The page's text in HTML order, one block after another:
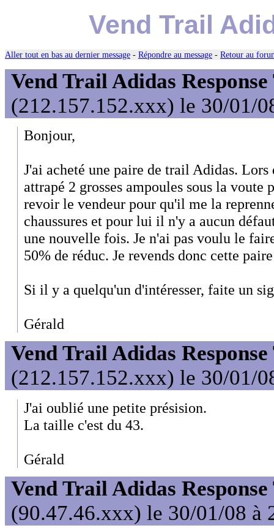
Vend Trail
Aller tout en bas au dernier message - Répondre au message - Retour au
Vend Trail Adidas
(212.157.152.xxx) le 30/01/
Bonjour,
J'ai acheté une paire de trail Adidas.
attrapé 2 grosses ampoules sous la voute
revoir le vendeur pour qu'il me la
chaussures et pour lui il n'y a aucun
une nouvelle fois. Je n'ai pas voulu le
50% de réduc. Je revends donc cette
Si il y a quelqu'un d'intéresser, faite un
Gérald
Vend Trail Adidas
(212.157.152.xxx) le 30/01/
J'ai oublié une petite présision.
La taille c'est du 43.
Gérald
Vend Trail Adidas
(90.47.46.xxx) le 30/01/08 à